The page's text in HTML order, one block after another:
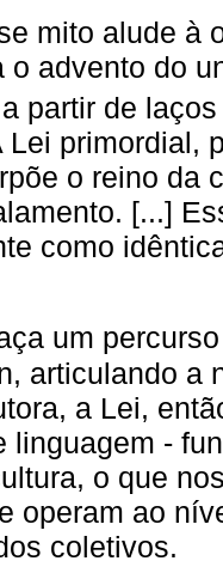
mito alude à
o advento do
partir de
Lei primordial,
o reino da
[...]
como
um
articulando a
a Lei,
linguagem -
o que
operam ao
coletivos.